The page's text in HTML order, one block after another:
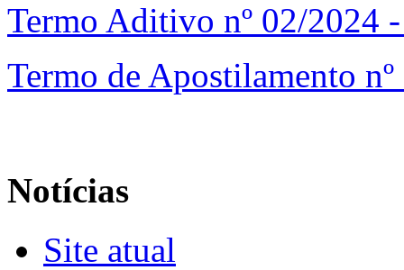
Termo Aditivo nº 02/2024
Termo de Apostilamento
Notícias
Site atual